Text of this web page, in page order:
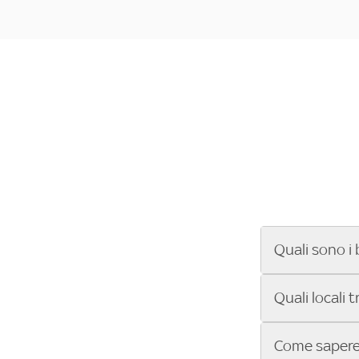
Quali sono i
Se cerchi un
ENILIVE, la
Sky Bar ti
Quali locali
Vuoi sapere
Come